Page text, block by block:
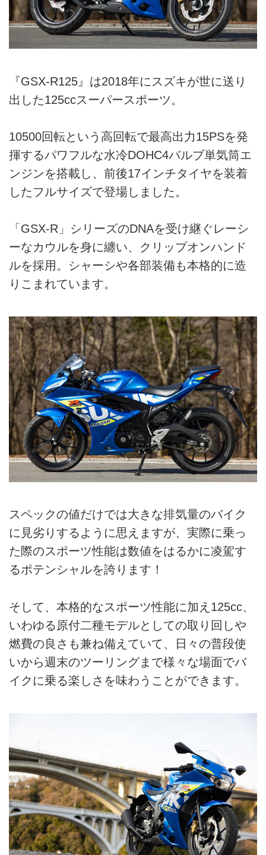
『GSX-R125』は2018年にスズキが世に送り
出した125ccスーパースポーツ。
10500回転という高回転で最高出力15PSを発
揮するパワフルな水冷DOHC4バルブ単気筒エ
ンジンを搭載し、前後17インチタイヤを装着
したフルサイズで登場しました。
「GSX-R」シリーズのDNAを受け継ぐレーシ
ーなカウルを身に纏い、クリップオンハンド
ルを採用。シャーシや各部装備も本格的に造
りこまれています。
スペックの値だけでは大きな排気量のバイク
に見劣りするように思えますが、実際に乗っ
た際のスポーツ性能は数値をはるかに凌駕す
るポテンシャルを誇ります！
そして、本格的なスポーツ性能に加え125cc、
いわゆる原付二種モデルとしての取り回しや
燃費の良さも兼ね備えていて、日々の普段使
いから週末のツーリングまで様々な場面でバ
イクに乗る楽しさを味わうことができます。